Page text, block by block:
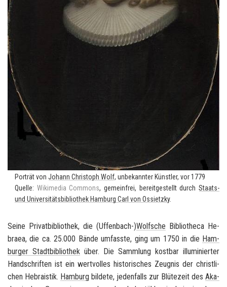
Por­trät von Jo­hann Chris­toph Wolf, un­be­kann­ter Künst­ler, vor 1779
Quel­le: Wi­ki­me­dia Com­mons, ge­mein­frei, be­reit­ge­stellt durchStaats-​
und Uni­ver­si­täts­bi­blio­thek Ham­burg Carl von Os­sietz­ky.
Seine Pri­vat­bi­blio­thek, die (Uffenbach-​)Wolf­s­che Bi­blio­the­ca He­
braea, die ca. 25.000 Bände um­fass­te, ging um 1750 in die Ham­
bur­ger Stadt­bi­blio­thek über. Die Samm­lung kost­bar il­lu­mi­nier­ter
Hand­schrif­ten ist ein wert­vol­les his­to­ri­sches Zeug­nis der christ­li­
chen He­brais­tik. Ham­burg bil­de­te, je­den­falls zur Blü­te­zeit des Aka­